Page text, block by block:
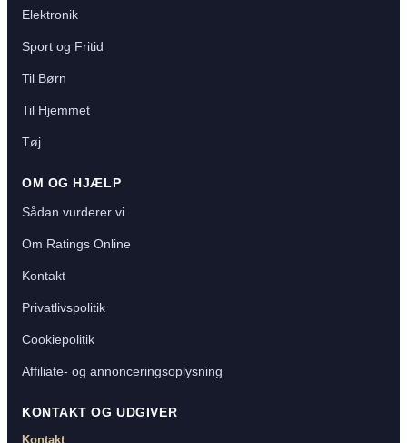
Elektronik
Sport og Fritid
Til Børn
Til Hjemmet
Tøj
OM OG HJÆLP
Sådan vurderer vi
Om Ratings Online
Kontakt
Privatlivspolitik
Cookiepolitik
Affiliate- og annonceringsoplysning
KONTAKT OG UDGIVER
Kontakt